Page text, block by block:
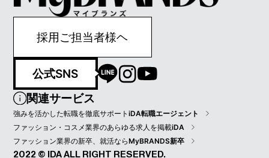
採用ご担当者様ヘ
公式SNS
関連サービス
強みを活かした転職を徹底サポートiDA転職エージェント
ファッション・コスメ業界のあらゆる求人を掲載iDA
ファッション業界の新卒、就活ならMyBRANDS新卒
2022 © IDA ALL RIGHT RESERVED.